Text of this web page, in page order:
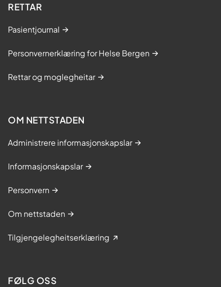
RETTAR
Pasientjournal
Personvernerklæring for Helse Bergen
Rettar og moglegheitar
OM NETTSTADEN
Administrere informasjonskapslar
Informasjonskapslar
Personvern
Om nettstaden
Tilgjengelegheitserklæring
FØLG OSS